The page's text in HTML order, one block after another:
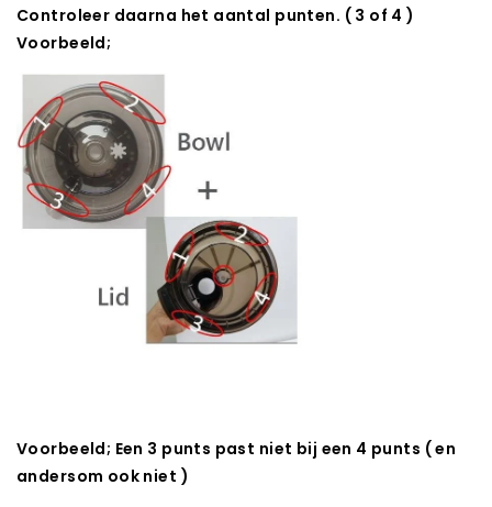
Controleer daarna het aantal punten. ( 3 of 4 )
Voorbeeld;
Voorbeeld; Een 3 punts past niet bij een 4 punts ( en
andersom ook niet )